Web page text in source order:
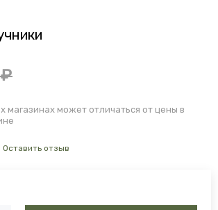
магазинах может отличаться от цены в
Оставить отзыв